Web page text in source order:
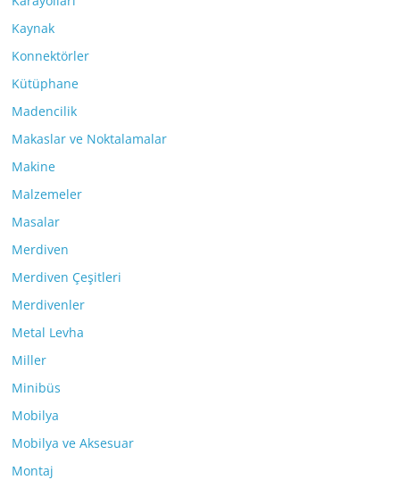
Kaynak
Konnektörler
Kütüphane
Madencilik
Makaslar ve Noktalamalar
Makine
Malzemeler
Masalar
Merdiven
Merdiven Çeşitleri
Merdivenler
Metal Levha
Miller
Minibüs
Mobilya
Mobilya ve Aksesuar
Montaj